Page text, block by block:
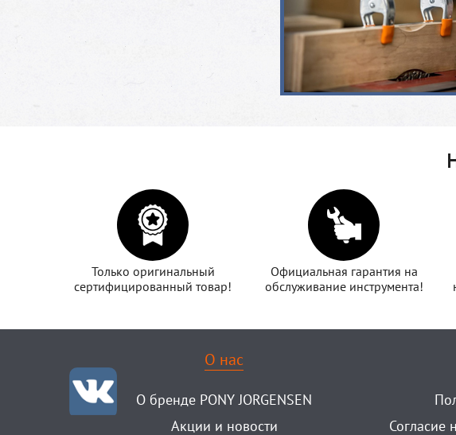
Только оригинальный
сертифицированный товар!
Официальная гарантия на
обслуживание инструмента!
О нас
О бренде PONY JORGENSEN
Акции и новости
Согласие